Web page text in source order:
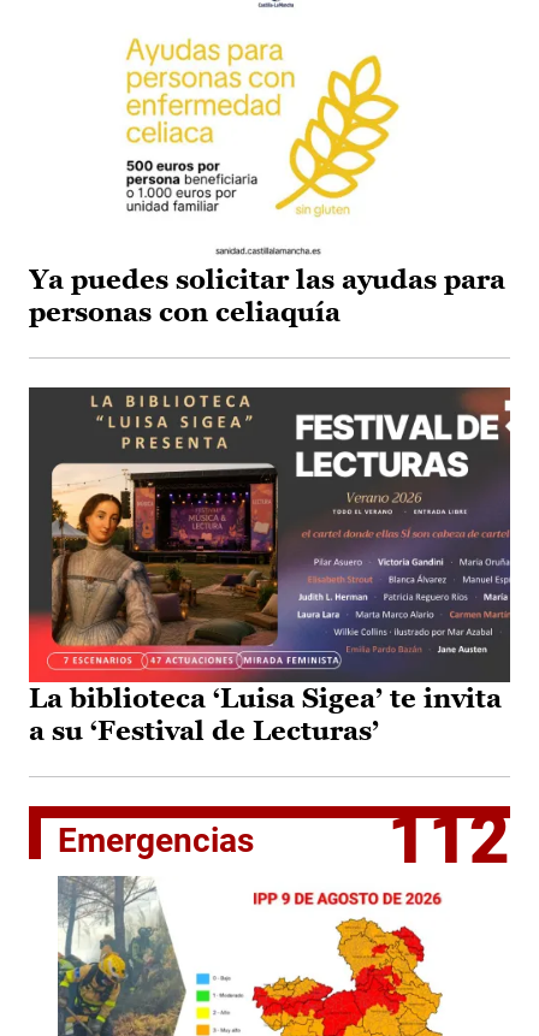
Ya puedes solicitar las ayudas para
personas con celiaquía
La biblioteca ‘Luisa Sigea’ te invita
a su ‘Festival de Lecturas’
Emergencias 112